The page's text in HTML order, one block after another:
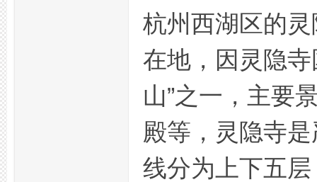
杭州西湖区的
在地，因灵隐
山”之一，主要
殿等，灵隐寺
线分为上下五